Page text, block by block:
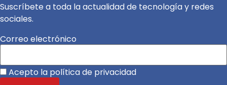
Suscríbete a toda la actualidad de tecnología y redes
sociales.
Correo electrónico
Acepto la política de privacidad